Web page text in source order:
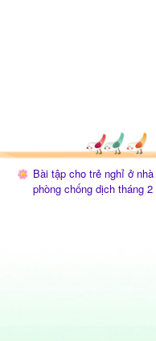
Bài tập cho trẻ nghỉ ở nhà
phòng chống dịch tháng 2